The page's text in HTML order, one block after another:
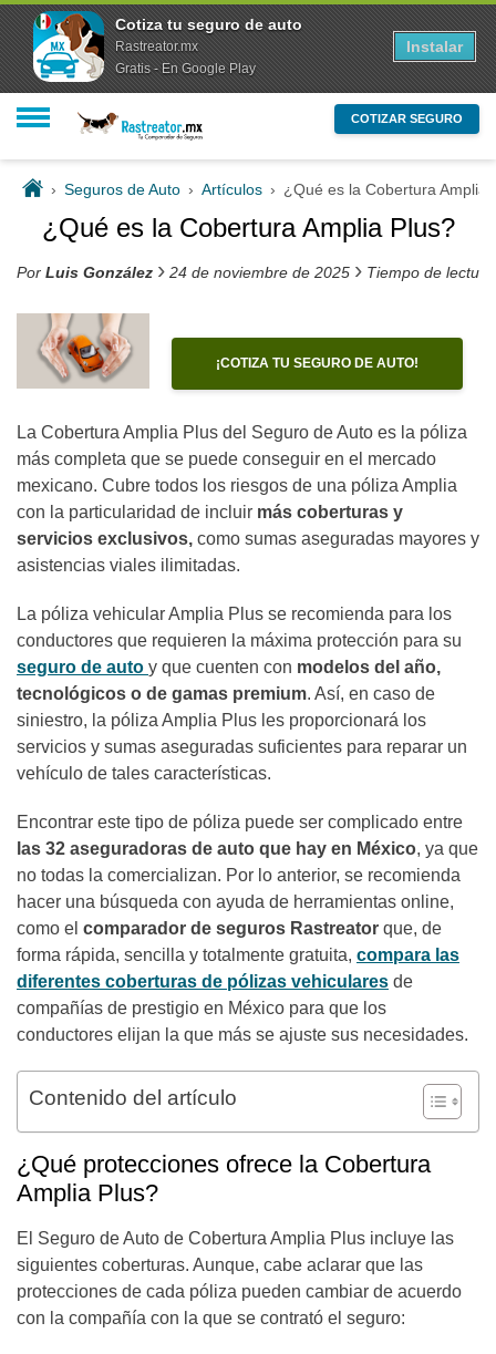
COTIZAR SEGURO
› Seguros de Auto › Artículos › ¿Qué es la Cobertura Amplia
¿Qué es la Cobertura Amplia Plus?
Por Luis González › 24 de noviembre de 2025 › Tiempo de
¡COTIZA TU SEGURO DE AUTO!
La Cobertura Amplia Plus del Seguro de Auto es la póliza
más completa que se puede conseguir en el mercado
mexicano. Cubre todos los riesgos de una póliza Amplia
con la particularidad de incluir más coberturas y
servicios exclusivos, como sumas aseguradas mayores y
asistencias viales ilimitadas.
La póliza vehicular Amplia Plus se recomienda para los
conductores que requieren la máxima protección para su
seguro de auto y que cuenten con modelos del año,
tecnológicos o de gamas premium. Así, en caso de
siniestro, la póliza Amplia Plus les proporcionará los
servicios y sumas aseguradas suficientes para reparar un
vehículo de tales características.
Encontrar este tipo de póliza puede ser complicado entre
las 32 aseguradoras de auto que hay en México, ya que
no todas la comercializan. Por lo anterior, se recomienda
hacer una búsqueda con ayuda de herramientas online,
como el comparador de seguros Rastreator que, de
forma rápida, sencilla y totalmente gratuita, compara las
diferentes coberturas de pólizas vehiculares de
compañías de prestigio en México para que los
conductores elijan la que más se ajuste sus necesidades.
Contenido del artículo
¿Qué protecciones ofrece la Cobertura
Amplia Plus?
El Seguro de Auto de Cobertura Amplia Plus incluye las
siguientes coberturas. Aunque, cabe aclarar que las
protecciones de cada póliza pueden cambiar de acuerdo
con la compañía con la que se contrató el seguro:
Cotiza tu seguro de auto
Rastreator.mx
Gratis - En Google Play
Instalar